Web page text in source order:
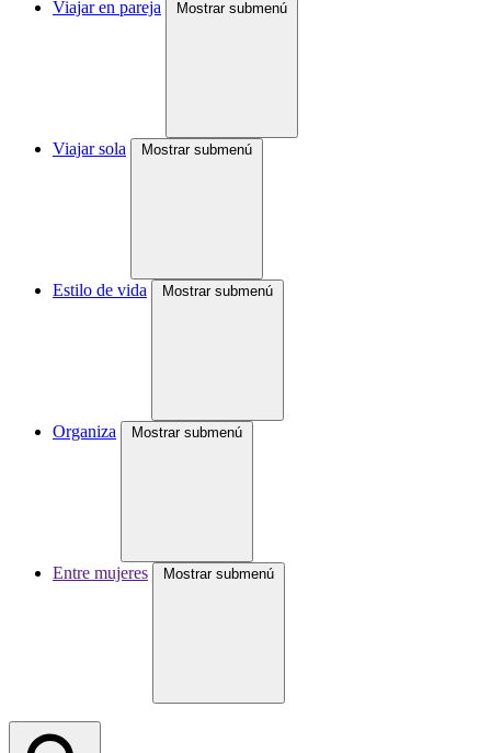
Viajar en pareja Mostrar submenú
Viajar sola Mostrar submenú
Estilo de vida Mostrar submenú
Organiza Mostrar submenú
Entre mujeres Mostrar submenú